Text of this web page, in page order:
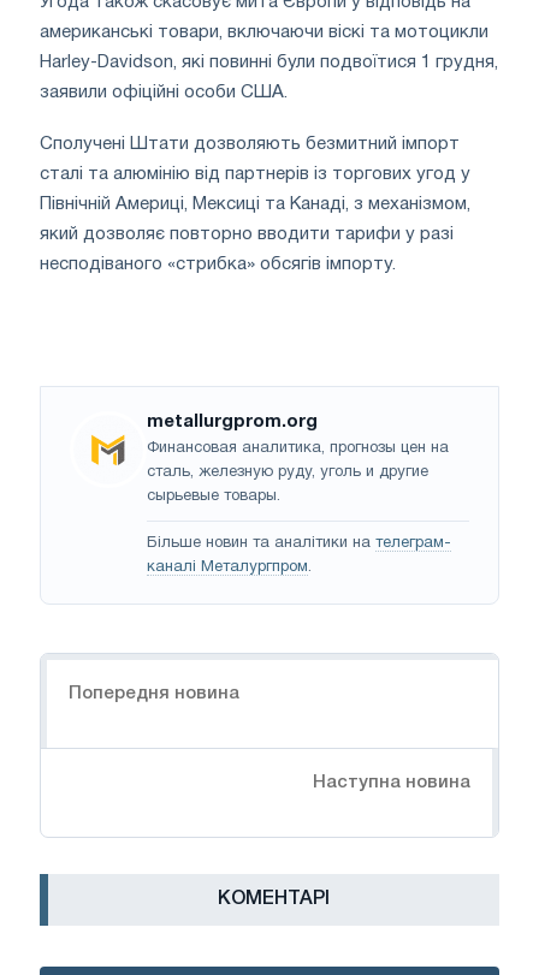
американські товари, включаючи віскі та мотоцикли
Harley-Davidson, які повинні були подвоїтися 1 грудня,
заявили офіційні особи США.
Сполучені Штати дозволяють безмитний імпорт
сталі та алюмінію від партнерів із торгових угод у
Північній Америці, Мексиці та Канаді, з механізмом,
який дозволяє повторно вводити тарифи у разі
несподіваного «стрибка» обсягів імпорту.
metallurgprom.org
Финансовая аналитика, прогнозы цен на
сталь, железную руду, уголь и другие
сырьевые товары.
Більше новин та аналітики на телеграм-
каналі Металургпром.
Попередня новина
Наступна новина
КОМЕНТАРІ